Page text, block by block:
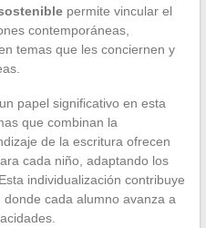
permite vincular el
contemporáneas,
temas que les conciernen y
papel significativo en esta
que combinan la
de la escritura ofrecen
cada niño, adaptando los
individualización contribuye
cada alumno avanza a